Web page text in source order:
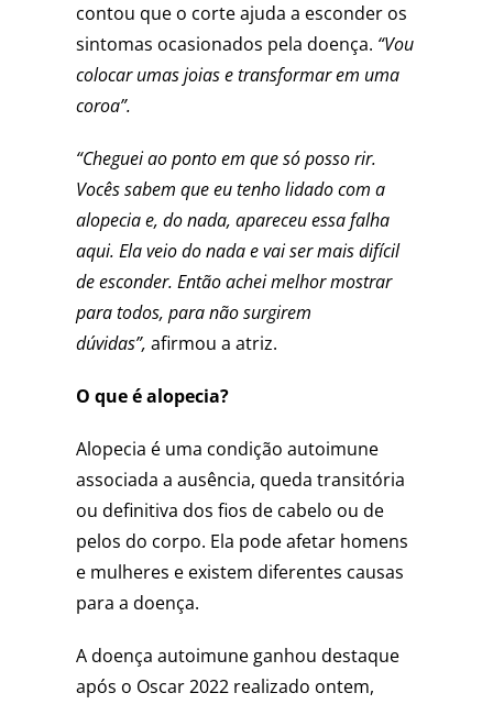
contou que o corte ajuda a esconder os
sintomas ocasionados pela doença. “Vou
colocar umas joias e transformar em uma
coroa”.
“Cheguei ao ponto em que só posso rir.
Vocês sabem que eu tenho lidado com a
alopecia e, do nada, apareceu essa falha
aqui. Ela veio do nada e vai ser mais difícil
de esconder. Então achei melhor mostrar
para todos, para não surgirem
dúvidas”, afirmou a atriz.
O que é alopecia?
Alopecia é uma condição autoimune
associada a ausência, queda transitória
ou definitiva dos fios de cabelo ou de
pelos do corpo. Ela pode afetar homens
e mulheres e existem diferentes causas
para a doença.
A doença autoimune ganhou destaque
após o Oscar 2022 realizado ontem,